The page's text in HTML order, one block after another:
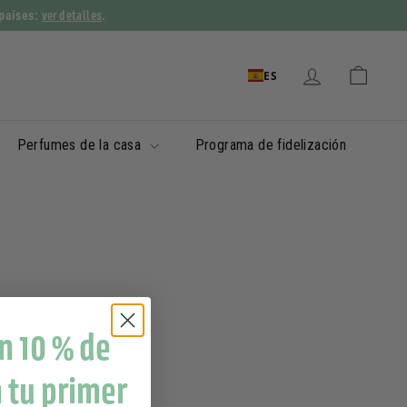
ver detalles.
ES
Perfumes de la casa Programa de fidelización
10 % de
tu primer